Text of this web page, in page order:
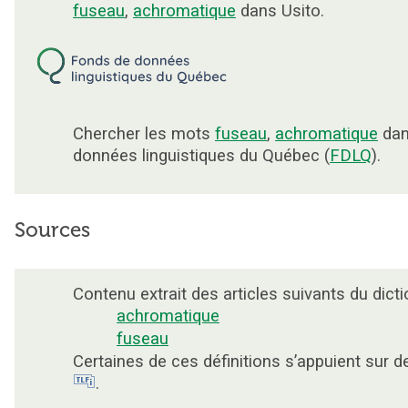
fuseau, achromatique dans Usito.
Chercher les mots fuseau, achromatique
données linguistiques du Québec (FDLQ).
Sources
Contenu extrait des articles suivants du
achromatique
fuseau
Certaines de ces définitions s’appuient sur
.